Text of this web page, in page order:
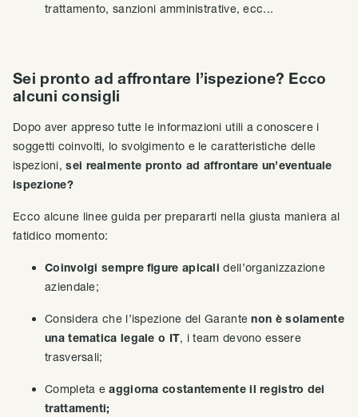
trattamento, sanzioni amministrative, ecc...
Sei pronto ad affrontare l’ispezione? Ecco
alcuni consigli
Dopo aver appreso tutte le informazioni utili a conoscere i
soggetti coinvolti, lo svolgimento e le caratteristiche delle
ispezioni,sei realmente pronto ad affrontare un’eventuale
ispezione?
Ecco alcune linee guida per prepararti nella giusta maniera al
fatidico momento:
Coinvolgi sempre figure apicali dell’organizzazione
aziendale;
Considera che l’ispezione del Garantenon è solamente
una tematica legale o IT, i team devono essere
trasversali;
Completa eaggiorna costantemente il registro dei
trattamenti;